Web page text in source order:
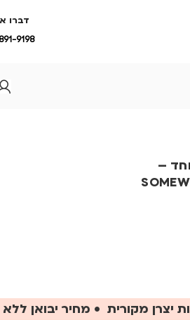
דברו
9198
–
יצרן מקורית • מחיר יבואן ללא